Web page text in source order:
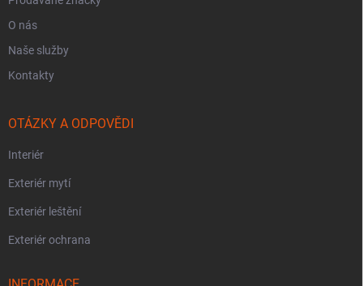
O nás
Naše služby
Kontakty
OTÁZKY A ODPOVĚDI
Interiér
Exteriér mytí
Exteriér leštění
Exteriér ochrana